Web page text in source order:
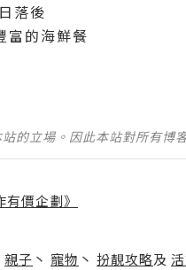
落後
富的海鮮餐
的立場。因此本站對所有
價企劃》
親子 丶 寵物 丶 扮靚攻略及